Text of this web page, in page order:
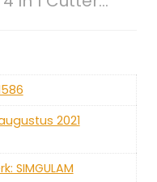
2021
SIMGULAM